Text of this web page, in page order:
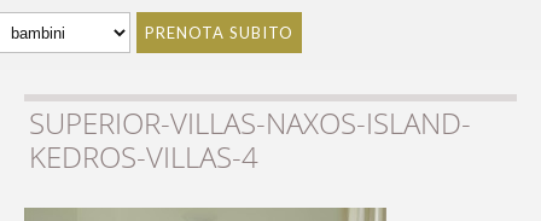
PRENOTA SUBITO
SUPERIOR-VILLAS-NAXOS-ISLAND-
KEDROS-VILLAS-4